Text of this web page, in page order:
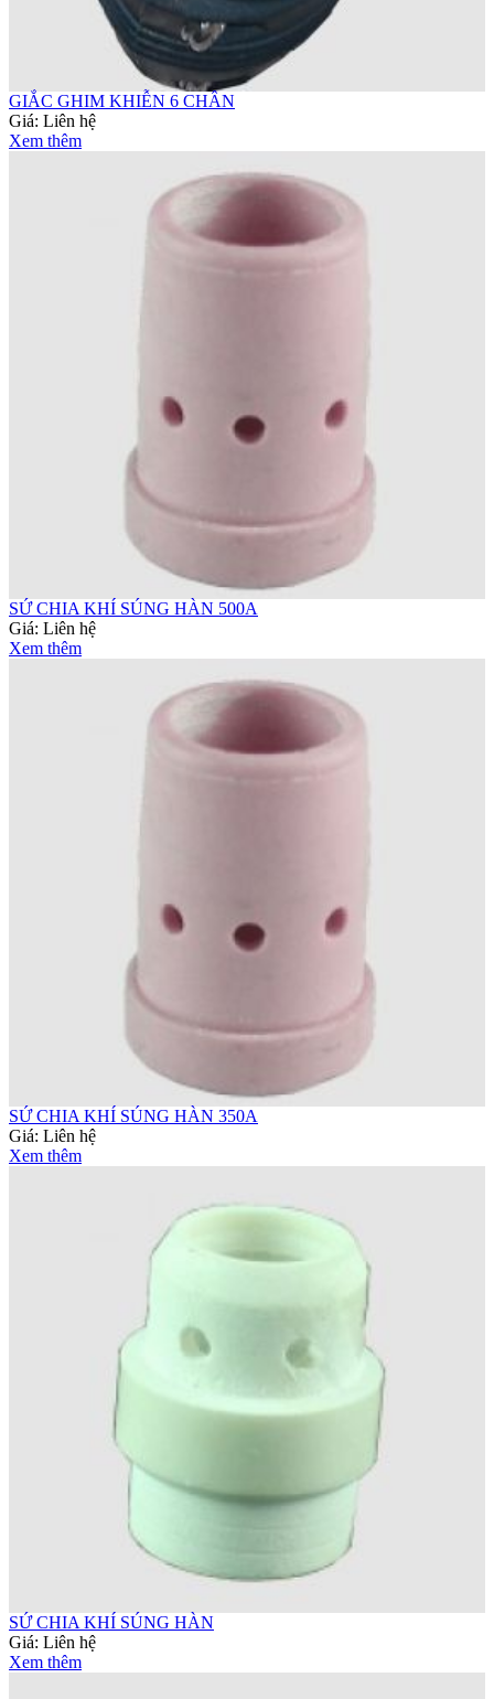
GIẮC GHIM KHIỄN 6 CHÂN
Giá: Liên hệ
Xem thêm
SỨ CHIA KHÍ SÚNG HÀN 500A
Giá: Liên hệ
Xem thêm
SỨ CHIA KHÍ SÚNG HÀN 350A
Giá: Liên hệ
Xem thêm
SỨ CHIA KHÍ SÚNG HÀN
Giá: Liên hệ
Xem thêm